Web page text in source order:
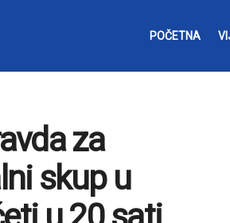
POČETNA
za
skup u